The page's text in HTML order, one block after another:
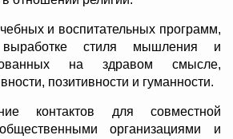
и воспитательных программ,
выработке стиля мышления и
на здравом смысле,
позитивности и гуманности.
контактов для совместной
организациями и